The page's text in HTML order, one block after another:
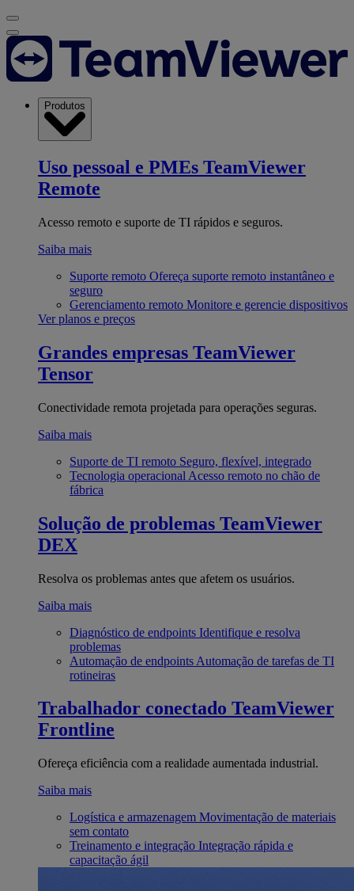
Produtos
Uso pessoal e PMEs TeamViewer
Remote
Acesso remoto e suporte de TI rápidos e seguros.
Saiba mais
Suporte remoto Ofereça suporte remoto instantâneo e
seguro
Gerenciamento remoto Monitore e gerencie dispositivos
Ver planos e preços
Grandes empresas TeamViewer
Tensor
Conectividade remota projetada para operações seguras.
Saiba mais
Suporte de TI remoto Seguro, flexível, integrado
Tecnologia operacional Acesso remoto no chão de
fábrica
Solução de problemas TeamViewer
DEX
Resolva os problemas antes que afetem os usuários.
Saiba mais
Diagnóstico de endpoints Identifique e resolva
problemas
Automação de endpoints Automação de tarefas de TI
rotineiras
Trabalhador conectado TeamViewer
Frontline
Ofereça eficiência com a realidade aumentada industrial.
Saiba mais
Logística e armazenagem Movimentação de materiais
sem contato
Treinamento e integração Integração rápida e
capacitação ágil